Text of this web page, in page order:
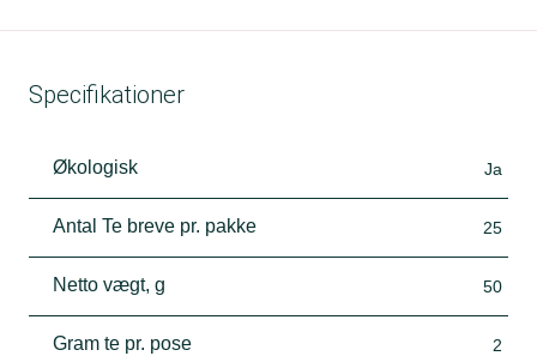
Specifikationer
Økologisk Ja
Antal Te breve pr. pakke 25
Netto vægt, g 50
Gram te pr. pose 2